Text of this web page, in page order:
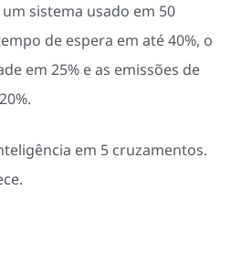
sistema usado em 50
de espera em até 40%, o
em 25% e as emissões de
em 5 cruzamentos.